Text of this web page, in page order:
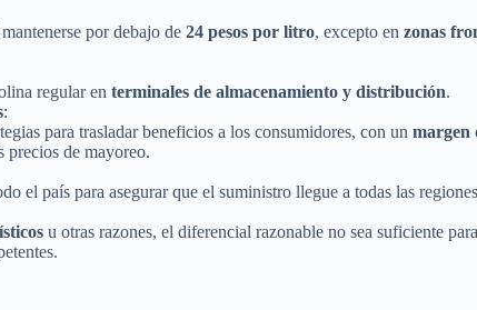
por debajo de 24 pesos por litro, excepto en zonas
regular en terminales de almacenamiento y distribución.
:
para trasladar beneficios a los consumidores, con un margen
precios de mayoreo.
el país para asegurar que el suministro llegue a todas las
u otras razones, el diferencial razonable no sea suficiente